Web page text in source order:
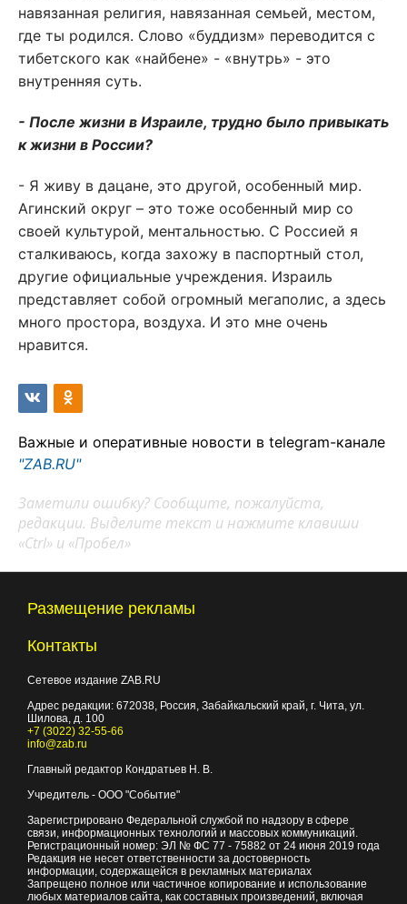
навязанная религия, навязанная семьей, местом,
где ты родился. Слово «буддизм» переводится с
тибетского как «найбене» - «внутрь» - это
внутренняя суть.
- После жизни в Израиле, трудно было привыкать
к жизни в России?
- Я живу в дацане, это другой, особенный мир.
Агинский округ – это тоже особенный мир со
своей культурой, ментальностью. С Россией я
сталкиваюсь, когда захожу в паспортный стол,
другие официальные учреждения. Израиль
представляет собой огромный мегаполис, а здесь
много простора, воздуха. И это мне очень
нравится.
Важные и оперативные новости в telegram-канале
"ZAB.RU"
Заметили ошибку? Сообщите, пожалуйста,
редакции. Выделите текст и нажмите клавиши
«Ctrl» и «Пробел»
Размещение рекламы
Контакты
Сетевое издание ZAB.RU
Адрес редакции: 672038, Россия, Забайкальский край, г. Чита, ул.
Шилова, д. 100
+7 (3022) 32-55-66
info@zab.ru
Главный редактор Кондратьев Н. В.
Учредитель - ООО "Событие"
Зарегистрировано Федеральной службой по надзору в сфере
связи, информационных технологий и массовых коммуникаций.
Регистрационный номер: ЭЛ № ФС 77 - 75882 от 24 июня 2019 года
Редакция не несет ответственности за достоверность
информации, содержащейся в рекламных материалах
Запрещено полное или частичное копирование и использование
любых материалов сайта, как составных произведений, включая